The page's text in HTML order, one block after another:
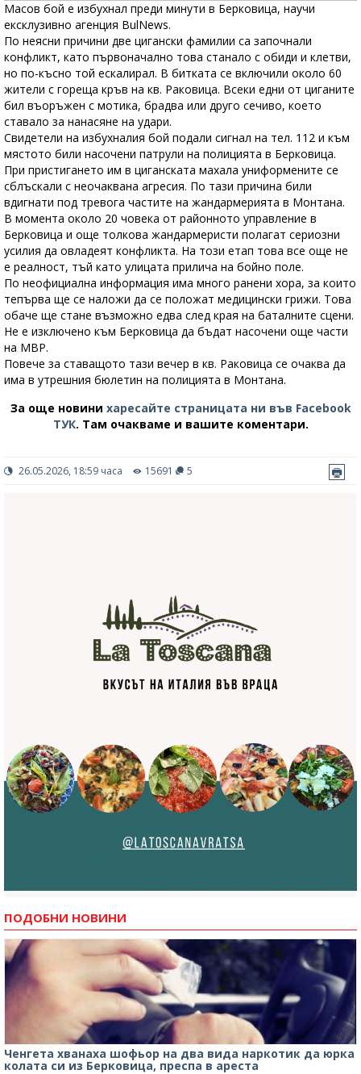
Масов бой е избухнал преди минути в Берковица, научи
ексклузивно агенция BulNews.
По неясни причини две цигански фамилии са започнали
конфликт, като първоначално това станало с обиди и клетви,
но по-късно той ескалирал. В битката се включили около 60
жители с гореща кръв на кв. Раковица. Всеки едни от циганите
бил въоръжен с мотика, брадва или друго сечиво, което
ставало за нанасяне на удари.
Свидетели на избухналия бой подали сигнал на тел. 112 и към
мястото били насочени патрули на полицията в Берковица.
При пристигането им в циганската махала униформените се
сблъскали с неочаквана агресия. По тази причина били
вдигнати под тревога частите на жандармерията в Монтана.
В момента около 20 човека от районното управление в
Берковица и още толкова жандармеристи полагат сериозни
усилия да овладеят конфликта. На този етап това все още не
е реалност, тъй като улицата прилича на бойно поле.
По неофициална информация има много ранени хора, за които
тепърва ще се наложи да се положат медицински грижи. Това
обаче ще стане възможно едва след края на баталните сцени.
Не е изключено към Берковица да бъдат насочени още части
на МВР.
Повече за ставащото тази вечер в кв. Раковица се очаква да
има в утрешния бюлетин на полицията в Монтана.
За още новини харесайте страницата ни във Facebook
ТУК. Там очакваме и вашите коментари.
26.05.2026, 18:59 часа 15691 5
ПОДОБНИ НОВИНИ
Ченгета хванаха шофьор на два вида наркотик да юрка
колата си из Берковица, преспа в ареста